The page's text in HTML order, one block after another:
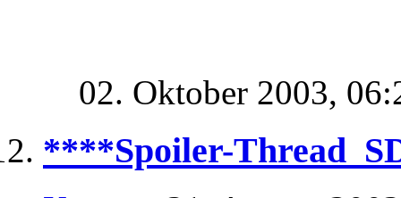
02. Oktober 2003,
****Spoiler-